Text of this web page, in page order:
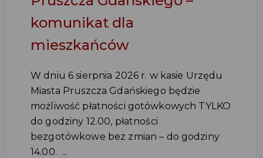
komunikat dla
mieszkańców
W dniu 6 sierpnia 2026 r. w kasie Urzędu
Miasta Pruszcza Gdańskiego będzie
możliwość płatności gotówkowych TYLKO
do godziny 12.00, płatności
bezgotówkowe bez zmian – do godziny
14.00. ...